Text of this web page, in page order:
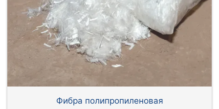
Фибра полипропиленовая